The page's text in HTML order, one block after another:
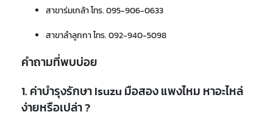
สาขาร่มเกล้า โทร.095-906-0633
สาขาลำลูกกา โทร.092-940-5098
คำถามที่พบบ่อย
1. ค่าบำรุงรักษา Isuzu มือสอง แพงไหม หาอะไหล่
ง่ายหรือเปล่า ?